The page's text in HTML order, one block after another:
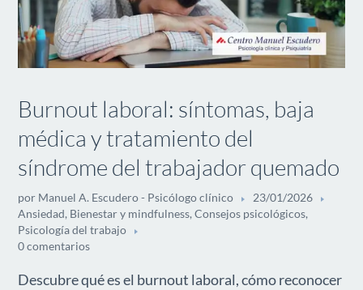
Burnout laboral: síntomas, baja
médica y tratamiento del
síndrome del trabajador quemado
por Manuel A. Escudero - Psicólogo clínico
23/01/2026
Ansiedad, Bienestar y mindfulness,Consejos psicológicos,
Psicología del trabajo
0 comentarios
Descubre qué es el burnout laboral, cómo reconocer